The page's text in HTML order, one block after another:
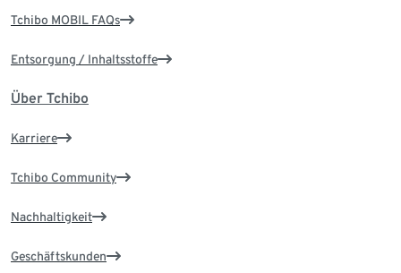
Tchibo MOBIL FAQs
Entsorgung / Inhaltsstoffe
Über Tchibo
Karriere
Tchibo Community
Nachhaltigkeit
Geschäftskunden